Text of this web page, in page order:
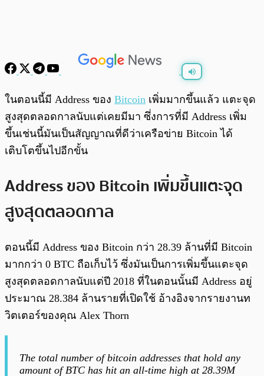
พร้อมเล่น 0:00/
ในตอนนี้มี Address ของ Bitcoin เพิ่มมากขึ้นแล้ว แตะจุด
สูงสุดตลอดกาลนับแต่เคยมีมา ซึ่งการที่มี Address เพิ่ม
ขึ้นเช่นนี้มันเป็นสัญญาณที่ดีว่าเครือข่าย Bitcoin ได้
เติบโตขึ้นไปอีกขั้น
Address ของ Bitcoin เพิ่มขึ้นแตะจุด
สูงสุดตลอดกาล
ตอนนี้มี Address ของ Bitcoin กว่า 28.39 ล้านที่มี Bitcoin
มากกว่า 0 BTC ถือเก็บไว้ ซึ่งมันเป็นการเพิ่มขึ้นแตะจุด
สูงสุดตลอดกาลนับแต่ปี 2018 ที่ในตอนนั้นมี Address อยู่
ประมาณ 28.384 ล้านรายที่เปิดใช้ อ้างอิงจากรายงานท
วิตเตอร์ของคุณ Alex Thorn
The total number of bitcoin addresses that hold any
amount of BTC has hit an all-time high at 28.39M